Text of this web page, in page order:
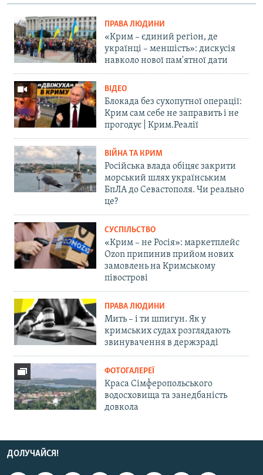
ПРАВА ЛЮДИНИ
«Крим – єдиний регіон, де
українці – меншість»: дискусія
навколо нової пам'ятної дати
ВІДЕО
Блокада без сухопутної операції:
Крим сам себе не заправить і не
прогодує | Крим.Реалії
ВІЙНА ТА КРИМ
Російська влада обіцяє закрити
морський шлях українським
БпЛА до Севастополя. Чи реально
це?
СУСПІЛЬСТВО
«Крим – не Росія»: маркетплейс
Ozon припинив прийом нових
замовлень на Кримському
півострові
ПРАВА ЛЮДИНИ
Мить – і ти шпигун. Як у
кримських судах розглядають
звинувачення в держзраді
ФОТОГАЛЕРЕЇ
Краса Сімферопольського
водосховища та занедбаність
довкола
ДОЛУЧАЙСЯ!